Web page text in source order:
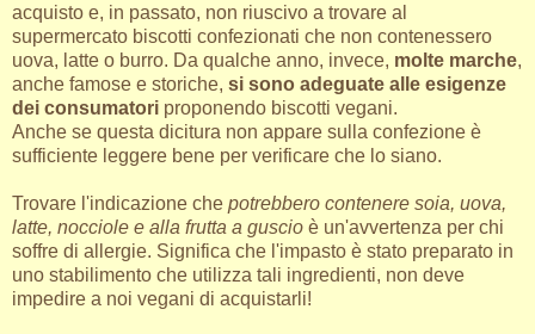
acquisto e, in passato, non riuscivo a trovare al
supermercato biscotti confezionati che non contenessero
uova, latte o burro. Da qualche anno, invece, molte marche,
anche famose e storiche, si sono adeguate alle esigenze
dei consumatori proponendo biscotti vegani.
Anche se questa dicitura non appare sulla confezione è
sufficiente leggere bene per verificare che lo siano.
Trovare l'indicazione che potrebbero contenere soia, uova,
latte, nocciole e alla frutta a guscio è un'avvertenza per chi
soffre di allergie. Significa che l'impasto è stato preparato in
uno stabilimento che utilizza tali ingredienti, non deve
impedire a noi vegani di acquistarli!